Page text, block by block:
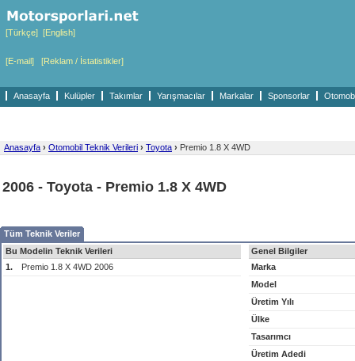
[Türkçe] [English]
[E-mail] [Reklam / İstatistikler]
Anasayfa Kulüpler Takımlar Yarışmacılar Markalar Sponsorlar
Anasayfa › Otomobil Teknik Verileri › Toyota › Premio 1.8 X 4WD
2006 - Toyota - Premio 1.8 X 4WD
Tüm Teknik Veriler
Bu Modelin Teknik Verileri
1.
Premio 1.8 X 4WD 2006
Genel Bilgiler
Marka
Model
Üretim Yılı
Ülke
Tasarımcı
Üretim Adedi